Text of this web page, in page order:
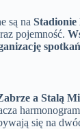
są na Stadionie
pojemność.
a Stalą
harmonogram
się na